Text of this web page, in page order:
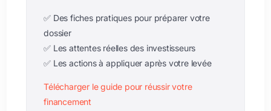
✅ Des fiches pratiques pour préparer votre
dossier
✅ Les attentes réelles des investisseurs
✅ Les actions à appliquer après votre levée
Télécharger le guide pour réussir votre
financement